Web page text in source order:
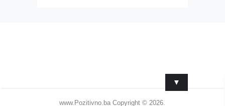
www.Pozitivno.ba Copyright © 2026.
▼